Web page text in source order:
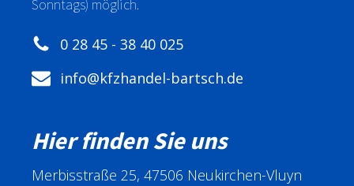
Sonntags) möglich.
0 28 45 - 38 40 025
info@kfzhandel-bartsch.de
Hier finden Sie uns
Merbisstraße 25, 47506 Neukirchen-Vluyn